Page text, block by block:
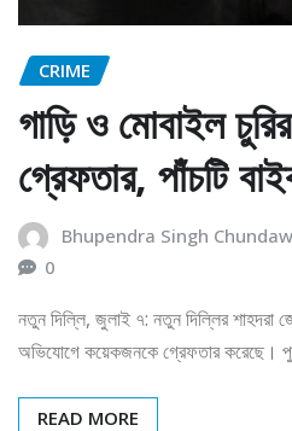
CRIME
গাড়ি ও মোবাইল
গ্রেফতার, পাঁচটি
Bhupendra Singh
0
নতুন দিল্লি, জুলাই ৭: নতুন দিল্লির শাহদরা
অভিযোগে কয়েকজনকে গ্রেফতার করেছে।
READ MORE